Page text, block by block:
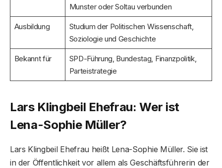
Munster oder Soltau verbunden
Ausbildung
Studium der Politischen Wissenschaft,
Soziologie und Geschichte
Bekannt für
SPD-Führung, Bundestag, Finanzpolitik,
Parteistrategie
Lars Klingbeil Ehefrau: Wer ist
Lena-Sophie Müller?
Lars Klingbeil Ehefrau heißt Lena-Sophie Müller. Sie ist
in der Öffentlichkeit vor allem als Geschäftsführerin der